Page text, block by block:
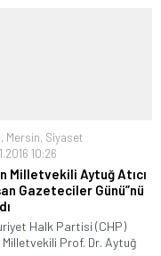
, Mersin, Siyaset
10:26
Milletvekili Aytuğ Atıcı
Gazeteciler Günü”nü
Halk Partisi (CHP)
Milletvekili Prof. Dr. Aytuğ